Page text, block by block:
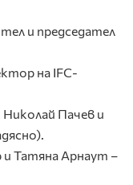
и председател
на IFC-
Пачев и
и Татяна Арнаут –